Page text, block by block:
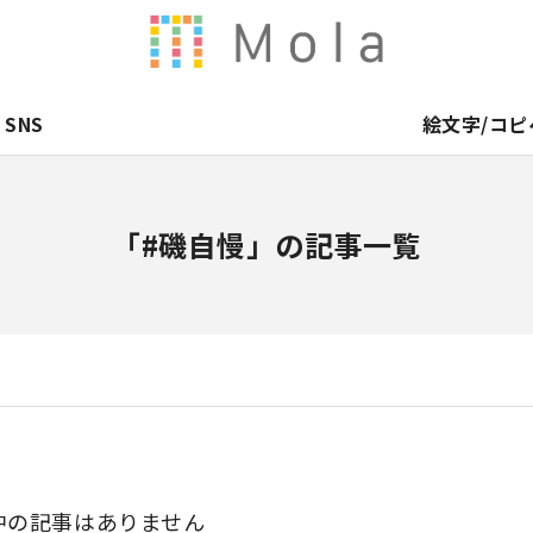
SNS 絵文字/コピ
「#磯自慢」の記事一覧
記事はありません